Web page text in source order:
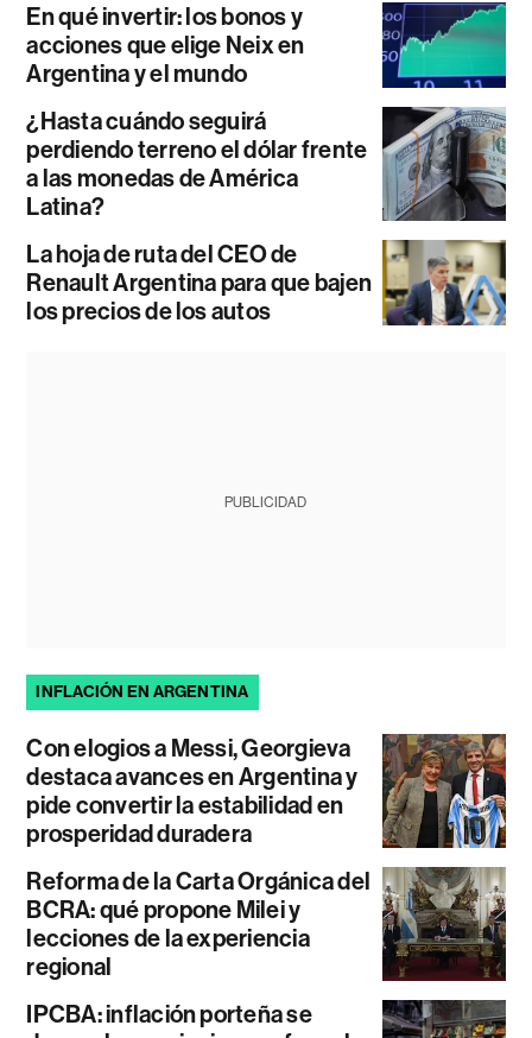
En qué invertir: los bonos y
acciones que elige Neix en
Argentina y el mundo
¿Hasta cuándo seguirá
perdiendo terreno el dólar frente
a las monedas de América
Latina?
La hoja de ruta del CEO de
Renault Argentina para que bajen
los precios de los autos
PUBLICIDAD
INFLACIÓN EN ARGENTINA
Con elogios a Messi, Georgieva
destaca avances en Argentina y
pide convertir la estabilidad en
prosperidad duradera
Reforma de la Carta Orgánica del
BCRA: qué propone Milei y
lecciones de la experiencia
regional
IPCBA: inflación porteña se